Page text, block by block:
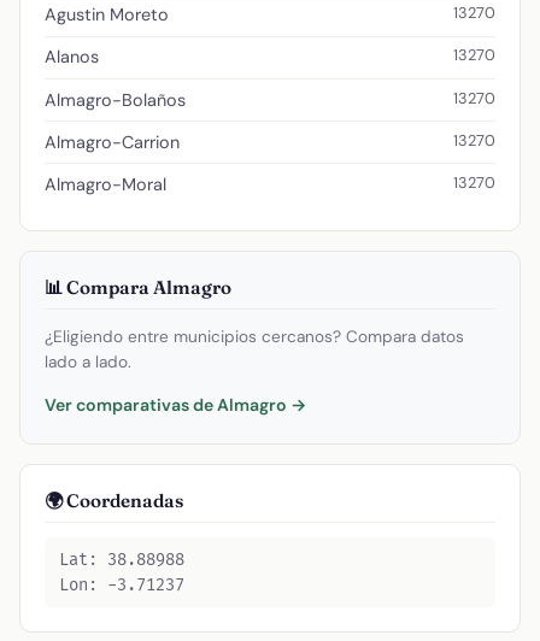
Agustin Moreto 13270
Alanos 13270
Almagro-Bolaños 13270
Almagro-Carrion 13270
Almagro-Moral 13270
📊 Compara Almagro
¿Eligiendo entre municipios cercanos? Compara datos
lado a lado.
Ver comparativas de Almagro →
🌍 Coordenadas
Lat: 38.88988
Lon: -3.71237